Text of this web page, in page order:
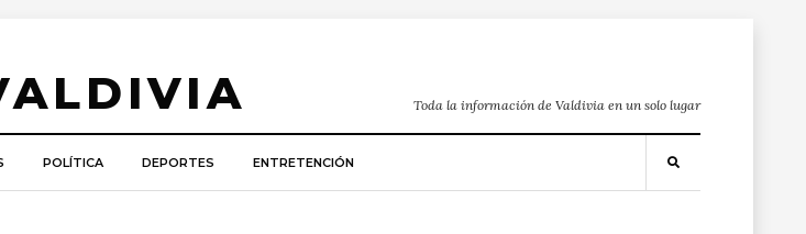
Toda la información de Valdivia en un solo lugar
POLÍTICA DEPORTES ENTRETENCIÓN